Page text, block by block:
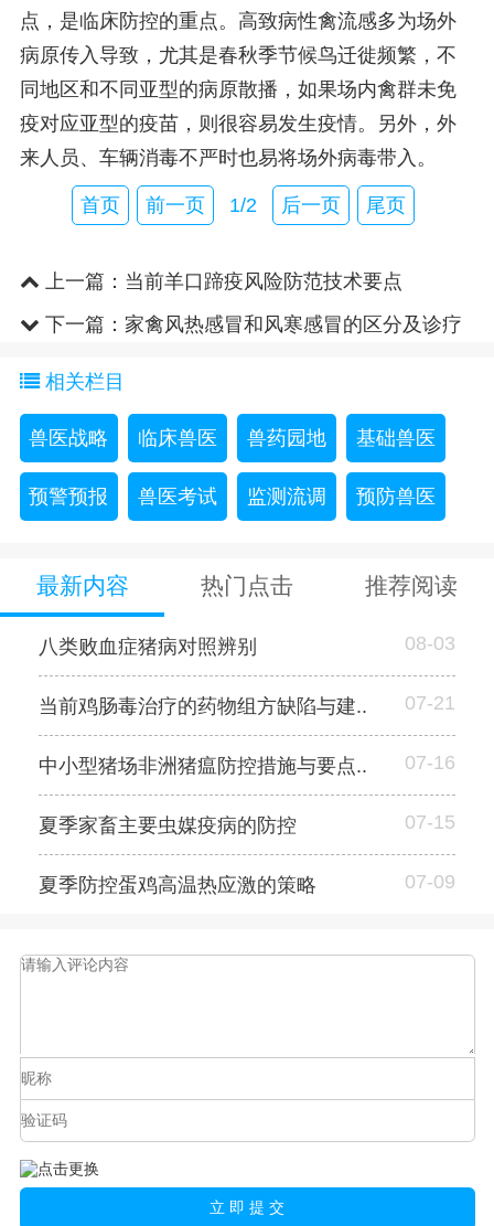
点，是临床防控的重点。高致病性禽流感多为场外
病原传入导致，尤其是春秋季节候鸟迁徙频繁，不
同地区和不同亚型的病原散播，如果场内禽群未免
疫对应亚型的疫苗，则很容易发生疫情。另外，外
来人员、车辆消毒不严时也易将场外病毒带入。
首页 前一页 1/2 后一页 尾页
上一篇： 当前羊口蹄疫风险防范技术要点
下一篇： 家禽风热感冒和风寒感冒的区分及诊疗
相关栏目
兽医战略 临床兽医 兽药园地 基础兽医
预警预报 兽医考试 监测流调 预防兽医
最新内容 热门点击 推荐阅读
八类败血症猪病对照辨别 08-03
当前鸡肠毒治疗的药物组方缺陷与建.. 07-21
中小型猪场非洲猪瘟防控措施与要点.. 07-16
夏季家畜主要虫媒疫病的防控 07-15
夏季防控蛋鸡高温热应激的策略 07-09